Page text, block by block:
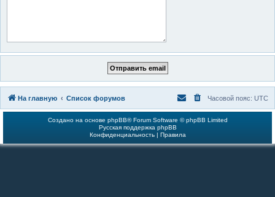
На главную Список форумов Часовой пояс: UTC
Создано на основе phpBB® Forum Software © phpBB Limited
Русская поддержка phpBB
Конфиденциальность| Правила